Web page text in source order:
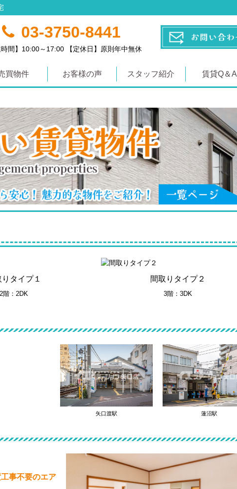
03-3750-8441
時間】10:00～17:00 【定休日】原則年中無休
買物件 お客様の声 スタッフ紹介 賃貸Q＆A
りタイプ１
2階：2DK
間取りタイプ２
3階：3DK
矢口渡駅 蓮沼駅
事不要のエア